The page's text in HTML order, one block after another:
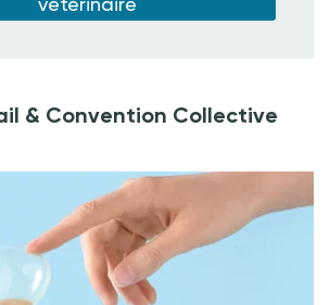
& Convention Collective